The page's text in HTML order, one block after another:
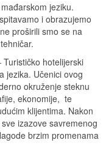
jeziku.
i obrazujemo
proširili smo se na
hotelijerski
jezika. Učenici ovog
okruženje steknu
ekonomije, te
klijentima. Nakon
izazove savremenog
brzim promenama